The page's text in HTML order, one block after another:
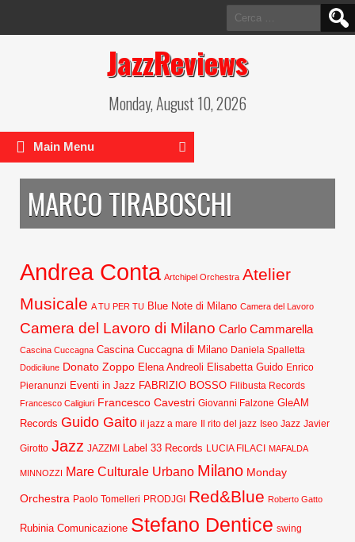
Ricerca
per:
JazzReviews
Monday, August 10, 2026
Main Menu
MARCO TIRABOSCHI
Andrea Conta Artchipel Orchestra Atelier
Musicale A TU PER TU Blue Note di Milano Camera del Lavoro
Camera del Lavoro di Milano Carlo Cammarella
Cascina Cuccagna Cascina Cuccagna di Milano Daniela Spalletta
Dodicilune Donato Zoppo Elena Andreoli Elisabetta Guido Enrico
Pieranunzi Eventi in Jazz FABRIZIO BOSSO Filibusta Records
Francesco Caligiuri Francesco Cavestri Giovanni Falzone GleAM
Records Guido Gaito il jazz a mare Il rito del jazz Iseo Jazz Javier
Girotto Jazz JAZZMI Label 33 Records LUCIA FILACI MAFALDA
MINNOZZI Mare Culturale Urbano Milano Monday
Orchestra Paolo Tomelleri PRODJGI Red&Blue Roberto Gatto
Rubinia Comunicazione Stefano Dentice swing